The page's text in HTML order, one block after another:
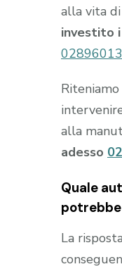
alla vita
investito
alla
adesso
Quale
La